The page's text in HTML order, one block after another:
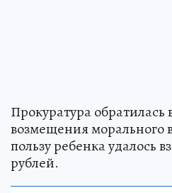
Прокуратура обратилась
возмещения морального
пользу ребенка удалось
рублей.